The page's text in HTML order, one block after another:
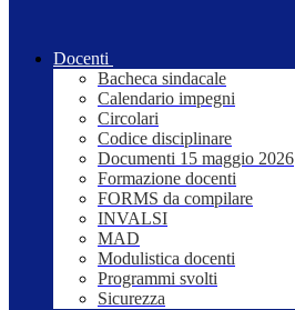
Docenti
Bacheca sindacale
Calendario impegni
Circolari
Codice disciplinare
Documenti 15 maggio 2026
Formazione docenti
FORMS da compilare
INVALSI
MAD
Modulistica docenti
Programmi svolti
Sicurezza